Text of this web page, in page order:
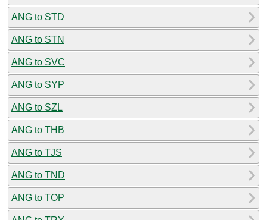
ANG to STD
ANG to STN
ANG to SVC
ANG to SYP
ANG to SZL
ANG to THB
ANG to TJS
ANG to TND
ANG to TOP